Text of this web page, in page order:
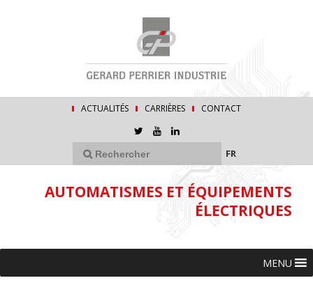
ACTUALITÉS CARRIÈRES CONTACT
FR
AUTOMATISMES ET ÉQUIPEMENTS
ÉLECTRIQUES
MENU